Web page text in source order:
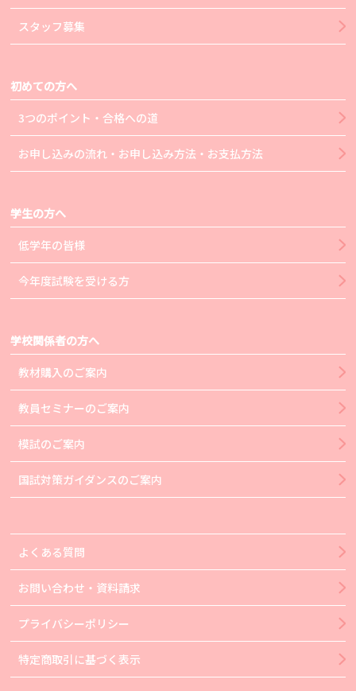
スタッフ募集
初めての方へ
3つのポイント・合格への道
お申し込みの流れ・お申し込み方法・お支払方法
学生の方へ
低学年の皆様
今年度試験を受ける方
学校関係者の方へ
教材購入のご案内
教員セミナーのご案内
模試のご案内
国試対策ガイダンスのご案内
よくある質問
お問い合わせ・資料請求
プライバシーポリシー
特定商取引に基づく表示